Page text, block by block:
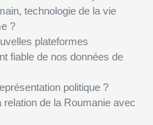
technologie de la vie
?
plateformes
fiable de nos données de
politique ?
de la Roumanie avec